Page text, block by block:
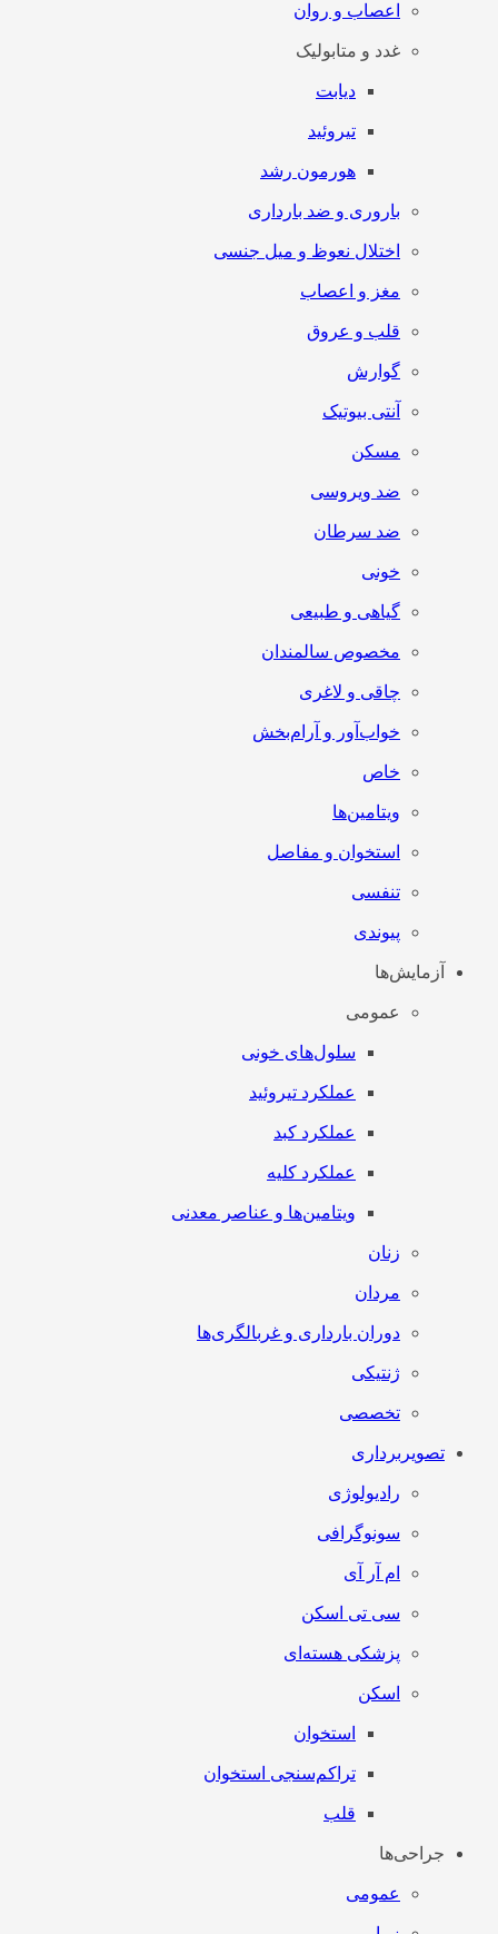
اعصاب و روان
غدد و متابولیک
دیابت
تیروئید
هورمون رشد
باروری و ضد بارداری
اختلال نعوظ و میل جنسی
مغز و اعصاب
قلب و عروق
گوارش
آنتی‌ بیوتیک
مسکن
ضد ویروسی
ضد سرطان
خونی
گیاهی و طبیعی
مخصوص سالمندان
چاقی و لاغری
خواب‌آور و آرام‌بخش
خاص
ویتامین‌ها
استخوان و مفاصل
تنفسی
پیوندی
آزمایش‌ها
عمومی
سلول‌های خونی
عملکرد تیروئید
عملکرد کبد
عملکرد کلیه
ویتامین‌ها و عناصر معدنی
زنان
مردان
دوران بارداری و غربالگری‌ها
ژنتیکی
تخصصی
تصویربرداری
رادیولوژی
سونوگرافی
ام آر آی
سی تی اسکن
پزشکی هسته‌ای
اسکن
استخوان
تراکم‌سنجی استخوان
قلب
جراحی‌ها
عمومی